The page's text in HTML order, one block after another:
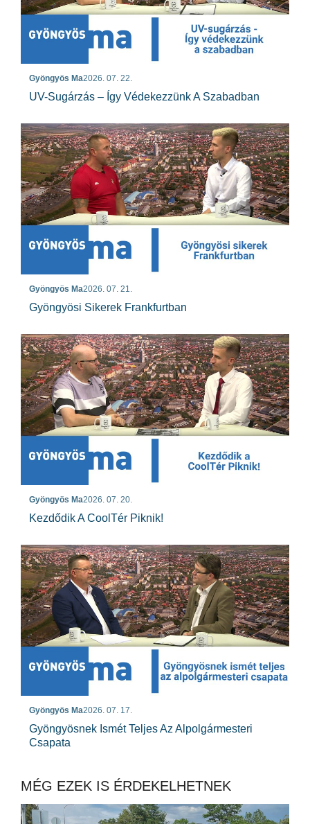
Gyöngyös Ma2026. 07. 22.
UV-Sugárzás – Így Védekezzünk A Szabadban
Gyöngyös Ma2026. 07. 21.
Gyöngyösi Sikerek Frankfurtban
Gyöngyös Ma2026. 07. 20.
Kezdődik A CoolTér Piknik!
Gyöngyös Ma2026. 07. 17.
Gyöngyösnek Ismét Teljes Az Alpolgármesteri
Csapata
MÉG EZEK IS ÉRDEKELHETNEK